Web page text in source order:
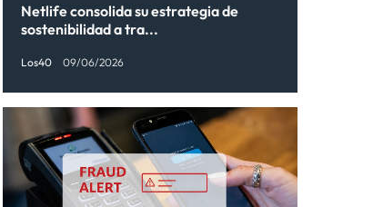
Netlife consolida su estrategia de
sostenibilidad a tra...
Los40 09/06/2026